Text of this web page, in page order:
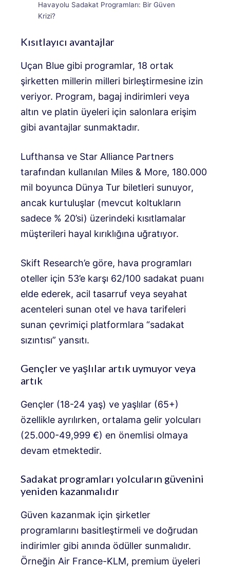
Havayolu Sadakat Programları: Bir Güven
Krizi?
Kısıtlayıcı avantajlar
Uçan Blue gibi programlar, 18 ortak
şirketten millerin milleri birleştirmesine izin
veriyor. Program, bagaj indirimleri veya
altın ve platin üyeleri için salonlara erişim
gibi avantajlar sunmaktadır.
Lufthansa ve Star Alliance Partners
tarafından kullanılan Miles & More, 180.000
mil boyunca Dünya Tur biletleri sunuyor,
ancak kurtuluşlar (mevcut koltukların
sadece % 20’si) üzerindeki kısıtlamalar
müşterileri hayal kırıklığına uğratıyor.
Skift Research’e göre, hava programları
oteller için 53’e karşı 62/100 sadakat puanı
elde ederek, acil tasarruf veya seyahat
acenteleri sunan otel ve hava tarifeleri
sunan çevrimiçi platformlara “sadakat
sızıntısı” yansıtı.
Gençler ve yaşlılar artık uymuyor veya
artık
Gençler (18-24 yaş) ve yaşlılar (65+)
özellikle ayrılırken, ortalama gelir yolcuları
(25.000-49,999 €) en önemlisi olmaya
devam etmektedir.
Sadakat programları yolcuların güvenini
yeniden kazanmalıdır
Güven kazanmak için şirketler
programlarını basitleştirmeli ve doğrudan
indirimler gibi anında ödüller sunmalıdır.
Örneğin Air France-KLM, premium üyeleri